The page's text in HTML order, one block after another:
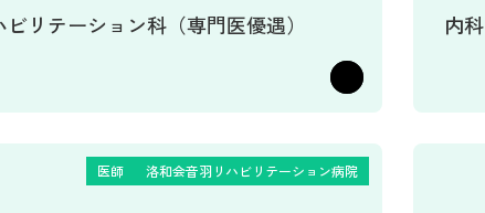
ビリテーション科（専門医優遇） 内科
医師 洛和会音羽リハビリテーション病院